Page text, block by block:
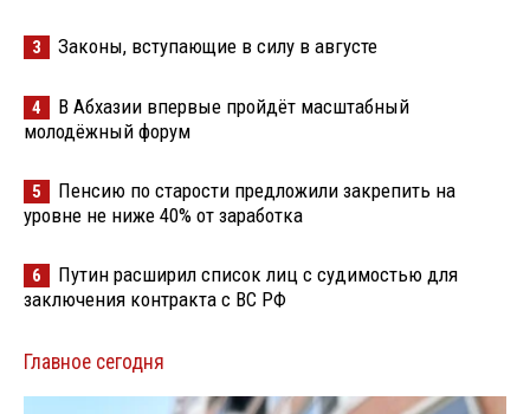
3 Законы, вступающие в силу в августе
4
В Абхазии впервые пройдёт масштабный
молодёжный форум
5
Пенсию по старости предложили закрепить на
уровне не ниже 40% от заработка
6
Путин расширил список лиц с судимостью для
заключения контракта с ВС РФ
Главное сегодня